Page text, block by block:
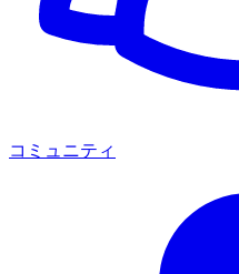
コミュニティ